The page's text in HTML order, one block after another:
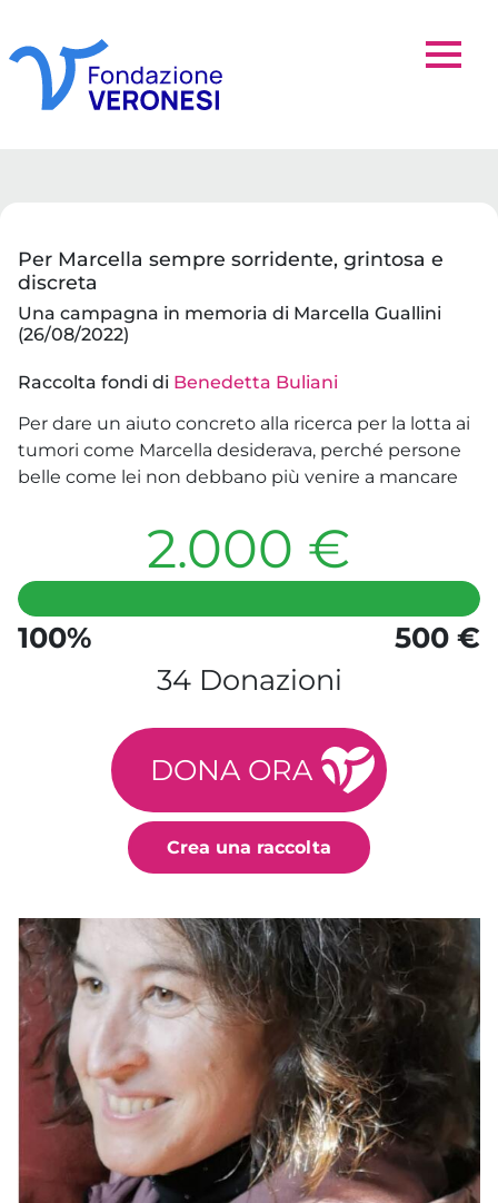
Per Marcella sempre sorridente, grintosa e
discreta
Una campagna in memoria di Marcella Guallini
(26/08/2022)
Raccolta fondi di Benedetta Buliani
Per dare un aiuto concreto alla ricerca per la lotta ai
tumori come Marcella desiderava, perché persone
belle come lei non debbano più venire a mancare
2.000 €
100%
500 €
34 Donazioni
DONA ORA
Crea una raccolta